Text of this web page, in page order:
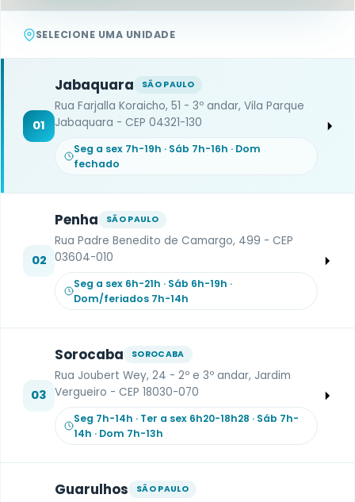
SELECIONE UMA UNIDADE
01
Jabaquara SÃO PAULO
Rua Farjalla Koraicho, 51 - 3º andar, Vila Parque
Jabaquara - CEP 04321-130
Seg a sex 7h-19h · Sáb 7h-16h · Dom
fechado
02
Penha SÃO PAULO
Rua Padre Benedito de Camargo, 499 - CEP
03604-010
Seg a sex 6h-21h · Sáb 6h-19h ·
Dom/feriados 7h-14h
03
Sorocaba SOROCABA
Rua Joubert Wey, 24 - 2º e 3º andar, Jardim
Vergueiro - CEP 18030-070
Seg 7h-14h · Ter a sex 6h20-18h28 · Sáb 7h-
14h · Dom 7h-13h
Guarulhos SÃO PAULO